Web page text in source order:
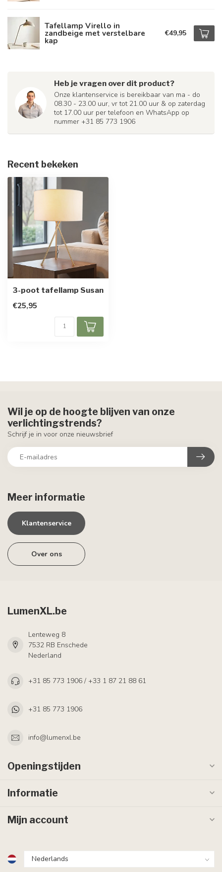
Tafellamp Virello in
zandbeige met verstelbare
kap
€49,95
Heb je vragen over dit product?
Onze klantenservice is bereikbaar van ma - do
08.30 - 23.00 uur, vr tot 21.00 uur & op zaterdag
tot 17.00 uur per telefoon en WhatsApp op
nummer +31 85 773 1906
Recent bekeken
3-poot tafellamp Susan
€25,95
Meer informatie
Klantenservice
Over ons
Wil je op de hoogte blijven van onze
verlichtingstrends?
Schrijf je in voor onze nieuwsbrief
LumenXL.be
Lenteweg 8
7532 RB Enschede
Nederland
+31 85 773 1906 / +33 1 87 21 88 61
+31 85 773 1906
info@lumenxl.be
Openingstijden
Informatie
Mijn account